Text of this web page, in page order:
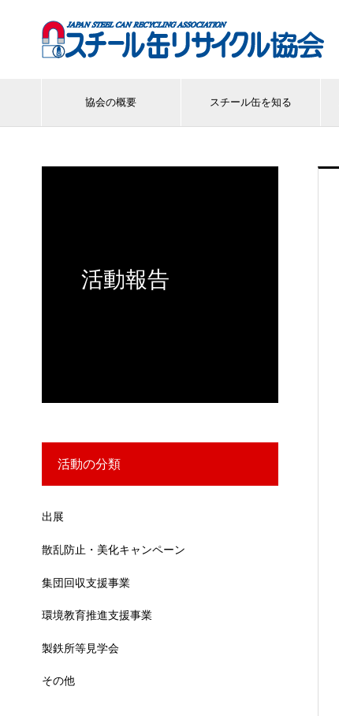
協会の概要 スチール缶を知る
活動報告
活動の分類
出展
散乱防止・美化キャンペーン
集団回収支援事業
環境教育推進支援事業
製鉄所等見学会
その他